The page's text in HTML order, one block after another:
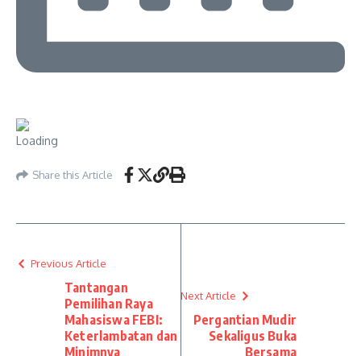
Share this Article
Previous Article
Tantangan
Pemilihan Raya
Mahasiswa FEBI:
Keterlambatan dan
Minimnya
Next Article
Pergantian Mudir
Sekaligus Buka
Bersama